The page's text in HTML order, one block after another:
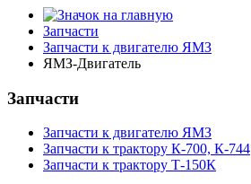
Запчасти
Запчасти к двигателю ЯМЗ
ЯМЗ-Двигатель
Запчасти
Запчасти к двигателю ЯМЗ
Запчасти к трактору К-700, К-744
Запчасти к трактору Т-150К